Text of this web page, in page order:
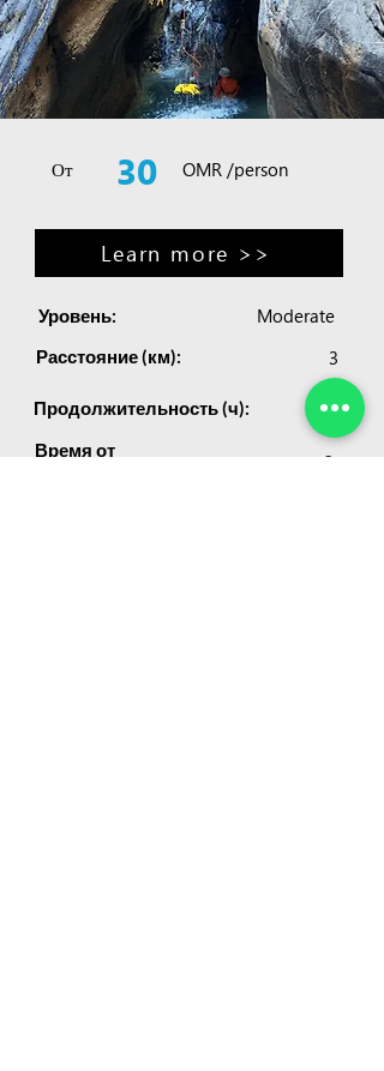
От 30 OMR /person
Learn more >>
Уровень: Moderate
Расстояние (км): 3
Продолжительность (ч): 5-6
Время от
2